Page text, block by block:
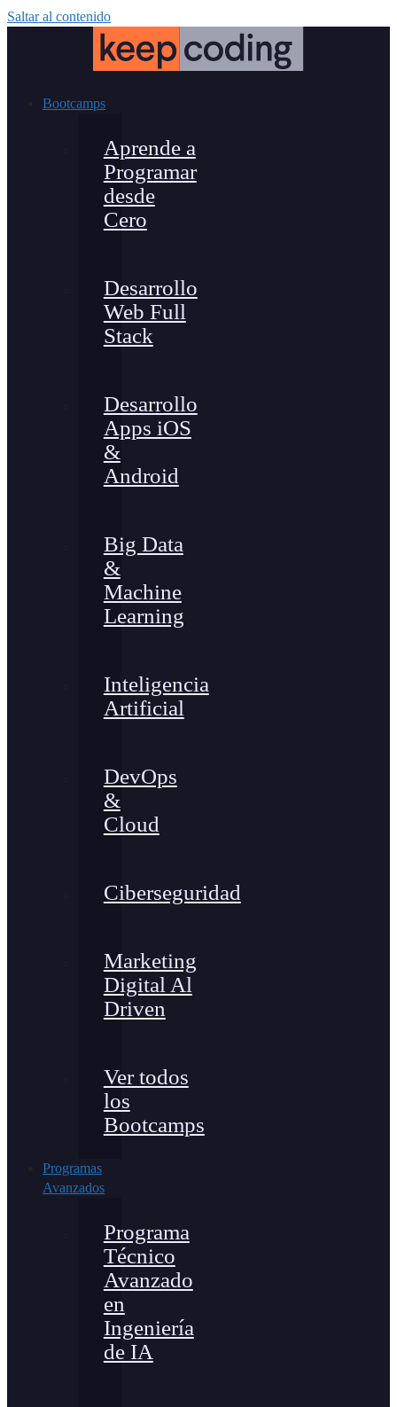
Saltar al contenido
Bootcamps
Aprende a
Programar
desde
Cero
Desarrollo
Web Full
Stack
Desarrollo
Apps iOS
&
Android
Big Data
&
Machine
Learning
Inteligencia
Artificial
DevOps
&
Cloud
Ciberseguridad
Marketing
Digital Al
Driven
Ver todos
los
Bootcamps
Programas
Avanzados
Programa
Técnico
Avanzado
en
Ingeniería
de IA